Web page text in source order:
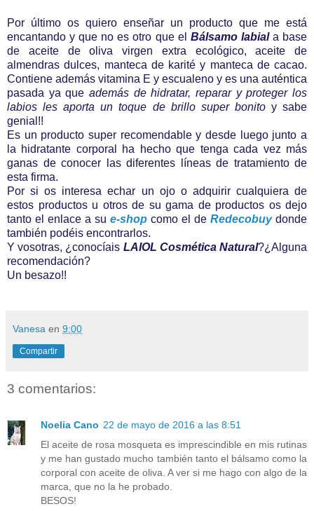
Por último os quiero enseñar un producto que me está
encantando y que no es otro que el Bálsamo labiala base
de aceite de oliva virgen extra ecológico, aceite de
almendras dulces, manteca de karité y manteca de cacao.
Contiene además vitamina E y escualeno y es una auténtica
pasada ya que además de hidratar, reparar y proteger los
labios les aporta un toque de brillo super bonitoy sabe
genial!!
Es un producto super recomendable y desde luego junto a
la hidratante corporal ha hecho que tenga cada vez más
ganas de conocer las diferentes líneas de tratamiento de
esta firma.
Por si os interesa echar un ojo o adquirir cualquiera de
estos productos u otros de su gama de productos os dejo
tanto el enlace a su e-shop como el de Redecobuy donde
también podéis encontrarlos.
Y vosotras, ¿conocíais LAIOL Cosmética Natural?¿Alguna
recomendación?
Un besazo!!
Vanesa en 9:00
Compartir
3 comentarios:
Noelia Cano 22 de mayo de 2016 a las 8:51
El aceite de rosa mosqueta es imprescindible en mis rutinas
y me han gustado mucho también tanto el bálsamo como la
corporal con aceite de oliva. A ver si me hago con algo de la
marca, que no la he probado.
BESOS!